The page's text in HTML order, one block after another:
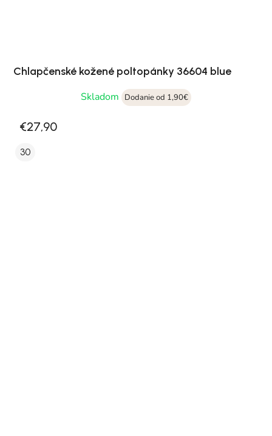
Chlapčenské kožené poltopánky 36604 blue
Skladom
Dodanie od 1,90€
€27,90
30